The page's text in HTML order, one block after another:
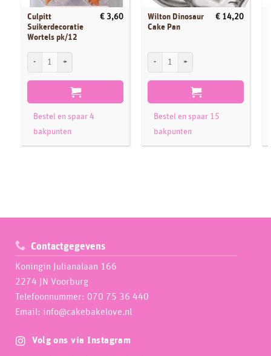
Culpitt
Suikerdecoratie
Wortels pk/12
€ 3,60
Culpitt Suikerdecoratie Wortels pk/12 aantal
Bestel en spaar 4
bakpunten
Wilton Dinosaur
Cake Pan
€ 14,20
Wilton Dinosaur Cake Pan aantal
Bestel en spaar 15
bakpunten
Contactgegevens
Koningin Julianalaan 166
2274 JN Voorburg
Telefoonnummer: 070 75 36 440
Email: info@cakebakelove.nl
Volg ons via Instagram